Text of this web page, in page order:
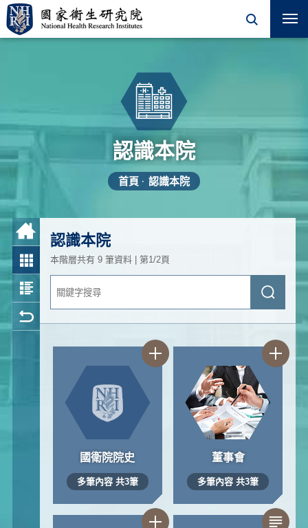
認識本院
首頁 認識本院
認識本院
本階層共有 9 筆資料 | 第1/2頁
關
送
國衛院院史
多筆內容 共3筆
董事會
多筆內容 共3筆